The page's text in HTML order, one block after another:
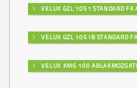
VELUX GZL 1051 STANDARD FA
VELUX GZL 1051B STANDARD
VELUX KMG 100